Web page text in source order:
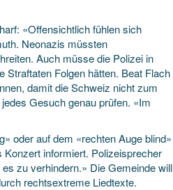
«Offensichtlich fühlen sich
Neonazis müssten
Auch müsse die Polizei in
Straftaten Folgen hätten. Beat Flach
damit die Schweiz nicht zum
Gesuch genau prüfen. «Im
oder auf dem «rechten Auge blind»
informiert. Polizeisprecher
zu verhindern.» Die Gemeinde will
rechtsextreme Liedtexte.